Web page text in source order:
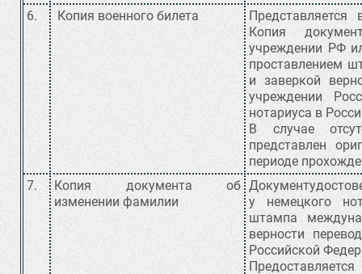
6.
Копия военного билета
Копия
учреждении РФ
проставлением
и заверкой
учреждении
нотариуса в
В случае
представлен
периоде
7.
Копия документа об
изменении фамилии
у немецкого
штампа
верности
Российской